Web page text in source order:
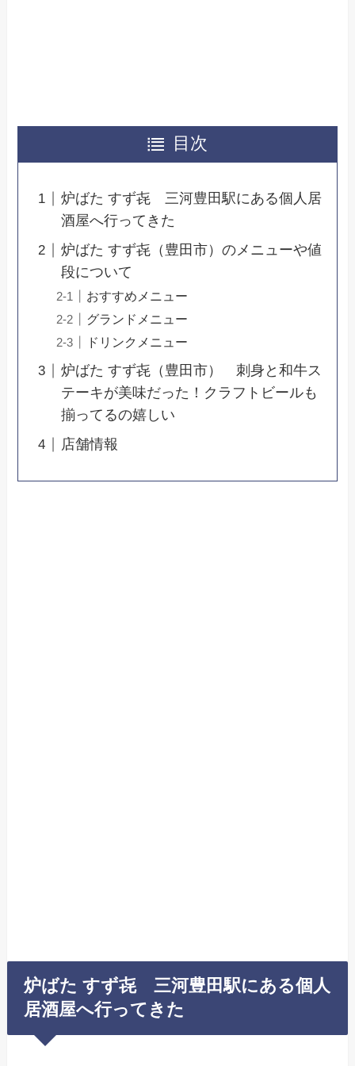
目次
炉ばた すず㐂 三河豊田駅にある個人居
酒屋へ行ってきた
炉ばた すず㐂（豊田市）のメニューや値
段について
おすすめメニュー
グランドメニュー
ドリンクメニュー
炉ばた すず㐂（豊田市） 刺身と和牛ス
テーキが美味だった！クラフトビールも
揃ってるの嬉しい
店舗情報
炉ばた すず㐂 三河豊田駅にある個人
居酒屋へ行ってきた